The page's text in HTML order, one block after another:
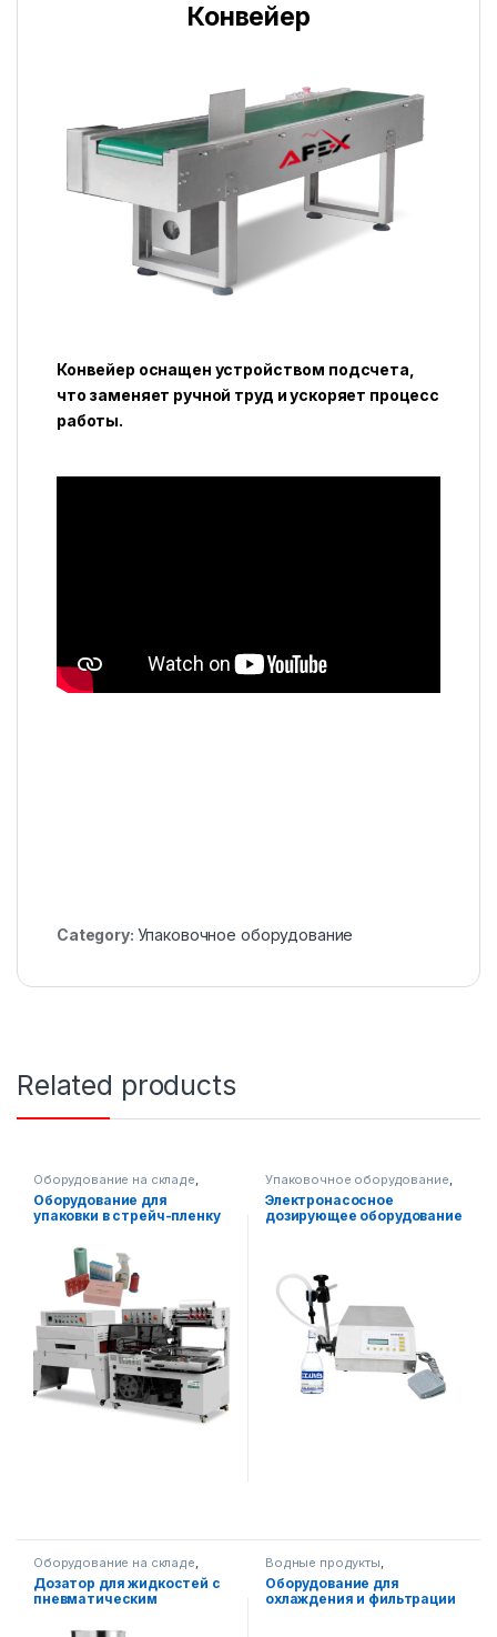
Конвейер
Конвейер оснащен устройством подсчета,
что заменяет ручной труд и ускоряет процесс
работы.
Category: Упаковочное оборудование
Related products
Оборудование на складе,
Упаковочное оборудование
Оборудование для
упаковки в стрейч-пленку
Упаковочное оборудование,
Диспенсерное оборудование
Электронасосное
дозирующее оборудование
Оборудование на складе
Упаковочное оборудование
Диспенсерное оборудование
Дозатор для жидкостей с
пневматическим
Водные продукты
Упаковочное оборудование
Оборудование для
охлаждения и фильтрации